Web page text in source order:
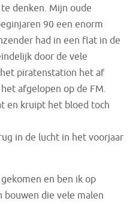
denken. Mijn oude
90 een enorm
had in een flat in de
door de vele
piratenstation het af
afgelopen op de FM.
en kruipt het bloed toch
in de lucht in het voorjaar
en ben ik op
bouwen die vele malen